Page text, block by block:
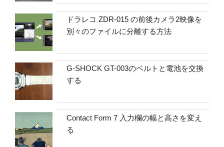
ドラレコ ZDR-015 の前後カメラ2映像を
別々のファイルに分離する方法
G-SHOCK GT-003のベルトと電池を交換
する
Contact Form 7 入力欄の幅と高さを変え
る